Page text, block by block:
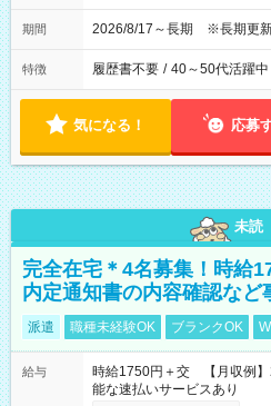
期間 2026/8/17～長期 ※長期更
特徴 履歴書不要 / 40～50代活躍中
気になる！ 応募
未読
完全在宅＊4名募集！時給
内定通知書の内容確認など
派遣 職種未経験OK ブランクOK
給与
時給1750円＋交 【月収例
能な速払いサービスあり